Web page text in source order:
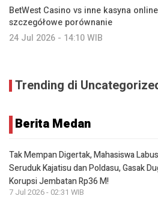
BetWest Casino vs inne kasyna
szczegółowe porównanie
24 Jul 2026 - 14:10 WIB
Trending di
Berita Medan
Tak Mempan Digertak, Mahasiswa
Seruduk Kajatisu dan Poldasu, Gasak
Korupsi Jembatan Rp36 M!
7 Jul 2026 - 02:31 WIB